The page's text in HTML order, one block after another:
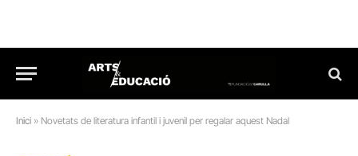
Inici » Novetats de literatura infantil i juvenil per regalar aquest Nadal